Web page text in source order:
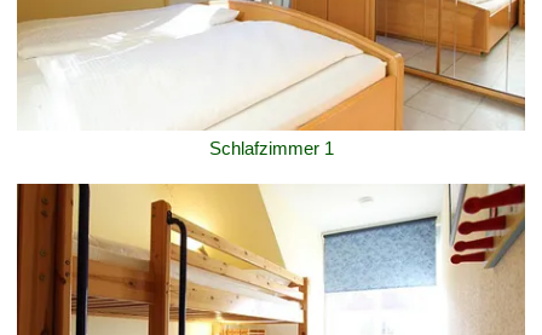
Schlafzimmer 1